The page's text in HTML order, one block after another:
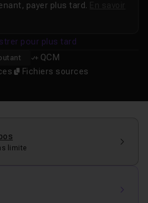
QCM
Fichiers sources
payer plus tard.
pour plus tard
limite